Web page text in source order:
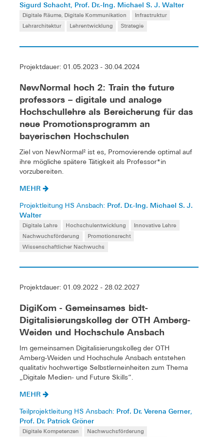
Sigurd Schacht, Prof. Dr.-Ing. Michael S. J. Walter
Digitale Räume, Digitale Kommunikation
Infrastruktur
Lehrarchitektur
Lehrentwicklung Strategie
Projektdauer: 01.05.2023 - 30.04.2024
NewNormal hoch 2: Train the future
professors – digitale und analoge
Hochschullehre als Bereicherung für das
neue Promotionsprogramm an
bayerischen Hochschulen
Ziel von NewNormal² ist es, Promovierende optimal auf
ihre mögliche spätere Tätigkeit als Professor*in
vorzubereiten.
MEHR
Projektleitung HS Ansbach: Prof. Dr.-Ing. Michael S. J.
Walter
Digitale Lehre Hochschulentwicklung
Innovative Lehre
Nachwuchsförderung
Promotionsrecht
Wissenschaftlicher Nachwuchs
Projektdauer: 01.09.2022 - 28.02.2027
DigiKom - Gemeinsames bidt-
Digitalisierungskolleg der OTH Amberg-
Weiden und Hochschule Ansbach
Im gemeinsamen Digitalisierungskolleg der OTH
Amberg-Weiden und Hochschule Ansbach entstehen
qualitativ hochwertige Selbstlerneinheiten zum Thema
„Digitale Medien- und Future Skills“.
MEHR
Teilprojektleitung HS Ansbach: Prof. Dr. Verena Gerner,
Prof. Dr. Patrick Gröner
Digitale Kompetenzen
Nachwuchsförderung